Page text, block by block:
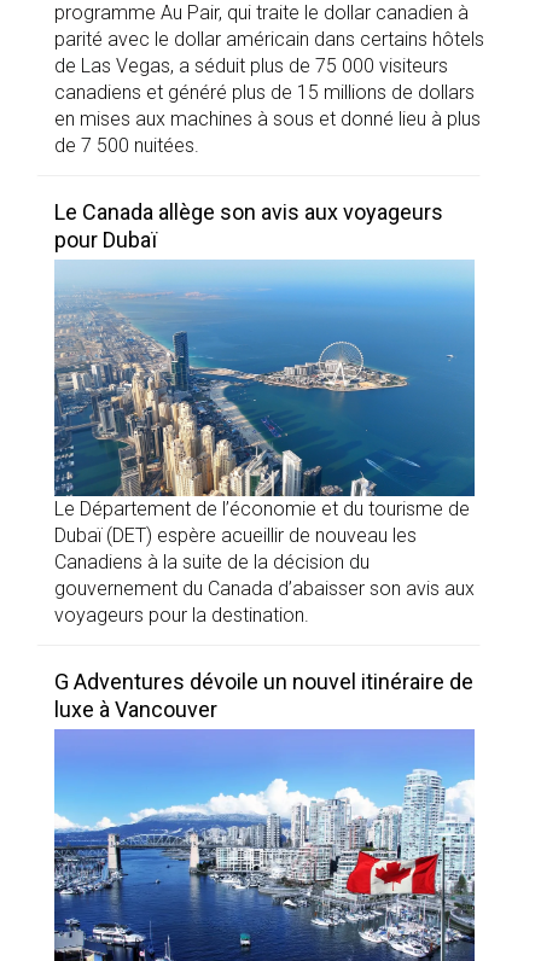
programme Au Pair, qui traite le dollar canadien à
parité avec le dollar américain dans certains hôtels
de Las Vegas, a séduit plus de 75 000 visiteurs
canadiens et généré plus de 15 millions de dollars
en mises aux machines à sous et donné lieu à plus
de 7 500 nuitées.
Le Canada allège son avis aux voyageurs
pour Dubaï
Le Département de l’économie et du tourisme de
Dubaï (DET) espère acueillir de nouveau les
Canadiens à la suite de la décision du
gouvernement du Canada d’abaisser son avis aux
voyageurs pour la destination.
G Adventures dévoile un nouvel itinéraire de
luxe à Vancouver